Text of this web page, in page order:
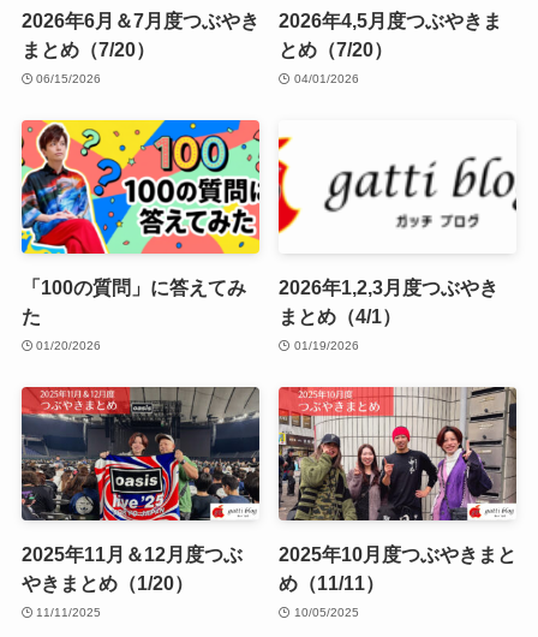
2026年6月＆7月度つぶやき
まとめ（7/20）
06/15/2026
2026年4,5月度つぶやきま
とめ（7/20）
04/01/2026
「100の質問」に答えてみ
た
01/20/2026
2026年1,2,3月度つぶやき
まとめ（4/1）
01/19/2026
2025年11月＆12月度つぶ
やきまとめ（1/20）
11/11/2025
2025年10月度つぶやきまと
め（11/11）
10/05/2025